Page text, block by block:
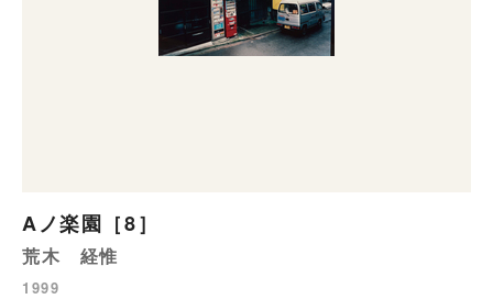
Aノ楽園［8］
荒木 経惟
1999